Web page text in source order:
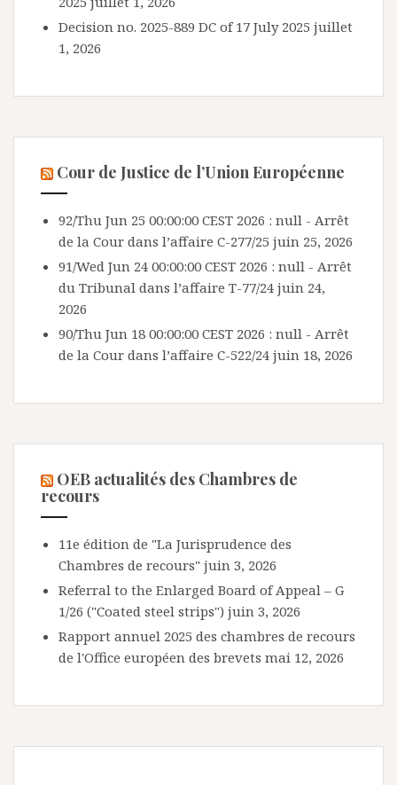
Decision no. 2025-889 DC of 17 July 2025 juillet
1, 2026
Cour de Justice de l’Union Européenne
92/Thu Jun 25 00:00:00 CEST 2026 : null - Arrêt
de la Cour dans l’affaire C-277/25 juin 25, 2026
91/Wed Jun 24 00:00:00 CEST 2026 : null - Arrêt
du Tribunal dans l’affaire T-77/24 juin 24,
2026
90/Thu Jun 18 00:00:00 CEST 2026 : null - Arrêt
de la Cour dans l’affaire C-522/24 juin 18, 2026
OEB actualités des Chambres de
recours
11e édition de "La Jurisprudence des
Chambres de recours" juin 3, 2026
Referral to the Enlarged Board of Appeal – G
1/26 ("Coated steel strips") juin 3, 2026
Rapport annuel 2025 des chambres de recours
de l'Office européen des brevets mai 12, 2026